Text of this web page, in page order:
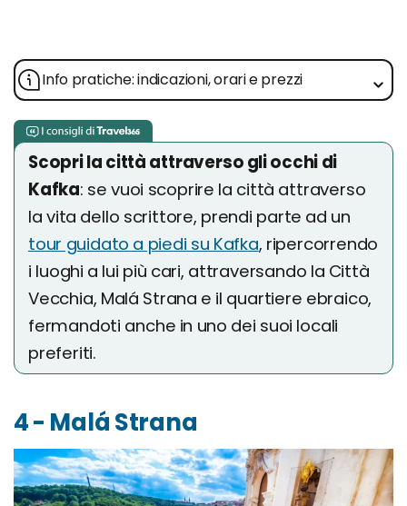
Info pratiche: indicazioni, orari e prezzi
Scopri la città attraverso gli occhi di
Kafka: se vuoi scoprire la città attraverso
la vita dello scrittore, prendi parte ad un
tour guidato a piedi su Kafka, ripercorrendo
i luoghi a lui più cari, attraversando la Città
Vecchia, Malá Strana e il quartiere ebraico,
fermandoti anche in uno dei suoi locali
preferiti.
4 - Malá Strana